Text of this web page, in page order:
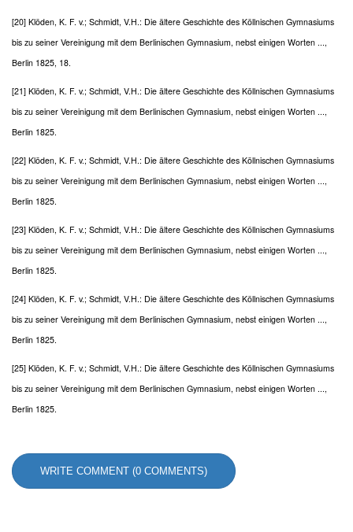
[20] Klöden, K. F. v.; Schmidt, V.H.: Die ältere Geschichte des Köllnischen Gymnasiums
bis zu seiner Vereinigung mit dem Berlinischen Gymnasium, nebst einigen Worten ...,
Berlin 1825, 18.
[21] Klöden, K. F. v.; Schmidt, V.H.: Die ältere Geschichte des Köllnischen Gymnasiums
bis zu seiner Vereinigung mit dem Berlinischen Gymnasium, nebst einigen Worten ...,
Berlin 1825.
[22] Klöden, K. F. v.; Schmidt, V.H.: Die ältere Geschichte des Köllnischen Gymnasiums
bis zu seiner Vereinigung mit dem Berlinischen Gymnasium, nebst einigen Worten ...,
Berlin 1825.
[23] Klöden, K. F. v.; Schmidt, V.H.: Die ältere Geschichte des Köllnischen Gymnasiums
bis zu seiner Vereinigung mit dem Berlinischen Gymnasium, nebst einigen Worten ...,
Berlin 1825.
[24] Klöden, K. F. v.; Schmidt, V.H.: Die ältere Geschichte des Köllnischen Gymnasiums
bis zu seiner Vereinigung mit dem Berlinischen Gymnasium, nebst einigen Worten ...,
Berlin 1825.
[25] Klöden, K. F. v.; Schmidt, V.H.: Die ältere Geschichte des Köllnischen Gymnasiums
bis zu seiner Vereinigung mit dem Berlinischen Gymnasium, nebst einigen Worten ...,
Berlin 1825.
WRITE COMMENT (0 COMMENTS)